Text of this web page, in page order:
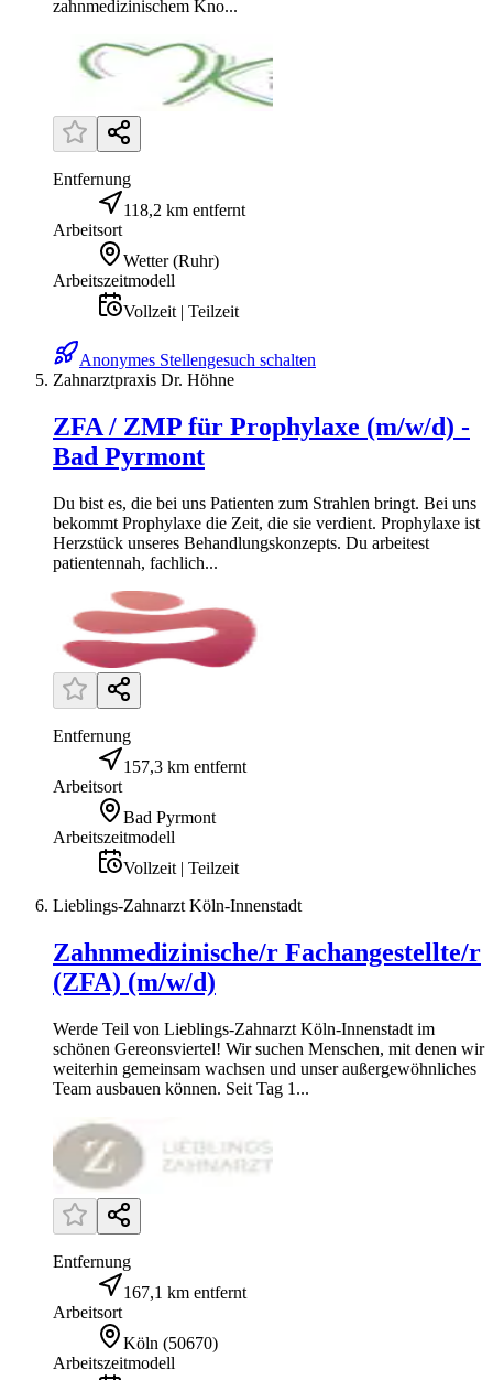
zahnmedizinischem Kno...
Entfernung
118,2 km entfernt
Arbeitsort
Wetter (Ruhr)
Arbeitszeitmodell
Vollzeit | Teilzeit
Anonymes Stellengesuch schalten
Zahnarztpraxis Dr. Höhne
ZFA / ZMP für Prophylaxe (m/w/d) -
Bad Pyrmont
Du bist es, die bei uns Patienten zum Strahlen bringt. Bei uns
bekommt Prophylaxe die Zeit, die sie verdient. Prophylaxe ist
Herzstück unseres Behandlungskonzepts. Du arbeitest
patientennah, fachlich...
Entfernung
157,3 km entfernt
Arbeitsort
Bad Pyrmont
Arbeitszeitmodell
Vollzeit | Teilzeit
Lieblings-Zahnarzt Köln-Innenstadt
Zahnmedizinische/r Fachangestellte/r
(ZFA) (m/w/d)
Werde Teil von Lieblings-Zahnarzt Köln-Innenstadt im
schönen Gereonsviertel! Wir suchen Menschen, mit denen wir
weiterhin gemeinsam wachsen und unser außergewöhnliches
Team ausbauen können. Seit Tag 1...
Entfernung
167,1 km entfernt
Arbeitsort
Köln (50670)
Arbeitszeitmodell